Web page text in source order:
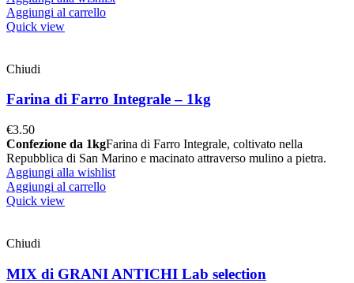
Aggiungi al carrello
Quick view
Chiudi
Farina di Farro Integrale – 1kg
€3.50
Confezione da 1kgFarina di Farro Integrale, coltivato nella
Repubblica di San Marino e macinato attraverso mulino a pietra.
Aggiungi alla wishlist
Aggiungi al carrello
Quick view
Chiudi
MIX di GRANI ANTICHI Lab selection